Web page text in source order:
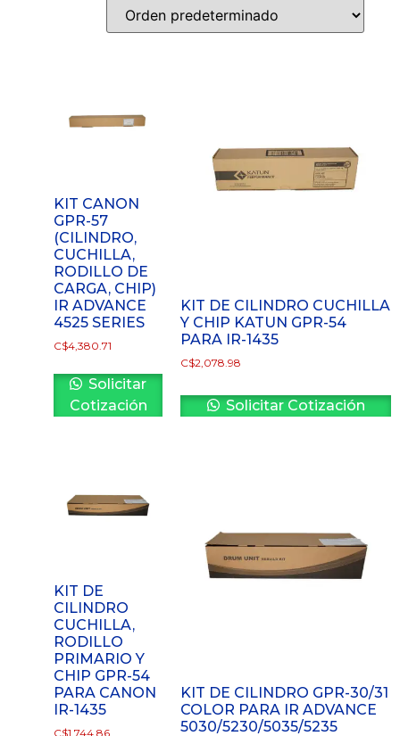
KIT CANON
GPR-57
(CILINDRO,
CUCHILLA,
RODILLO DE
CARGA, CHIP)
IR ADVANCE
4525 SERIES
C$4,380.71
Solicitar
Cotización
KIT DE CILINDRO CUCHILLA
Y CHIP KATUN GPR-54
PARA IR-1435
C$2,078.98
Solicitar Cotización
KIT DE
CILINDRO
CUCHILLA,
RODILLO
PRIMARIO Y
CHIP GPR-54
PARA CANON
IR-1435
C$1,744.86
KIT DE CILINDRO GPR-30/31
COLOR PARA IR ADVANCE
5030/5230/5035/5235